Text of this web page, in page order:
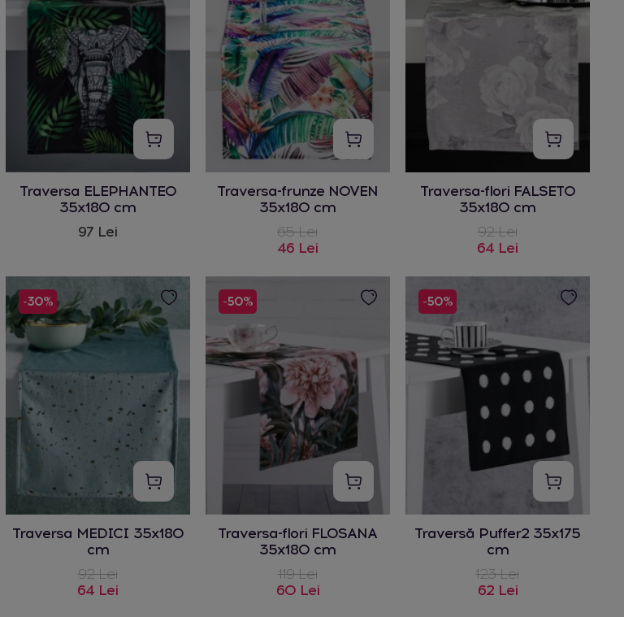
Traversa ELEPHANTEO
35x180 cm
97 Lei
Traversa-frunze NOVEN
35x180 cm
65 Lei
46 Lei
Traversa-flori FALSETO
35x180 cm
92 Lei
64 Lei
-30%
Traversa MEDICI 35x180
cm
92 Lei
64 Lei
-50%
Traversa-flori FLOSANA
35x180 cm
119 Lei
60 Lei
-50%
Traversă Puffer2 35x175
cm
123 Lei
62 Lei